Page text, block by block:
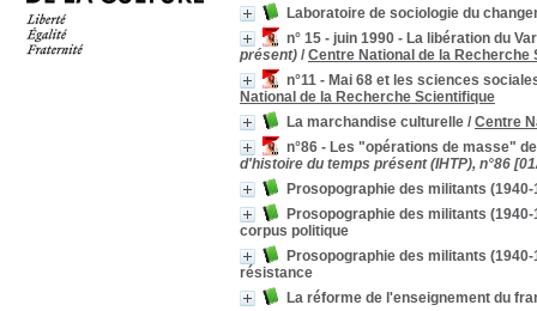
Laboratoire de sociologie du
n° 15 - juin 1990 - La libération du
présent) / Centre National de la Recherche
n°11 - Mai 68 et les sciences
National de la Recherche Scientifique
La marchandise culturelle / Centre
n°86 - Les "opérations de masse"
d'histoire du temps présent (IHTP), n°86
Prosopographie des militants
Prosopographie des militants
corpus politique
Prosopographie des militants
résistance
La réforme de l'enseignement du